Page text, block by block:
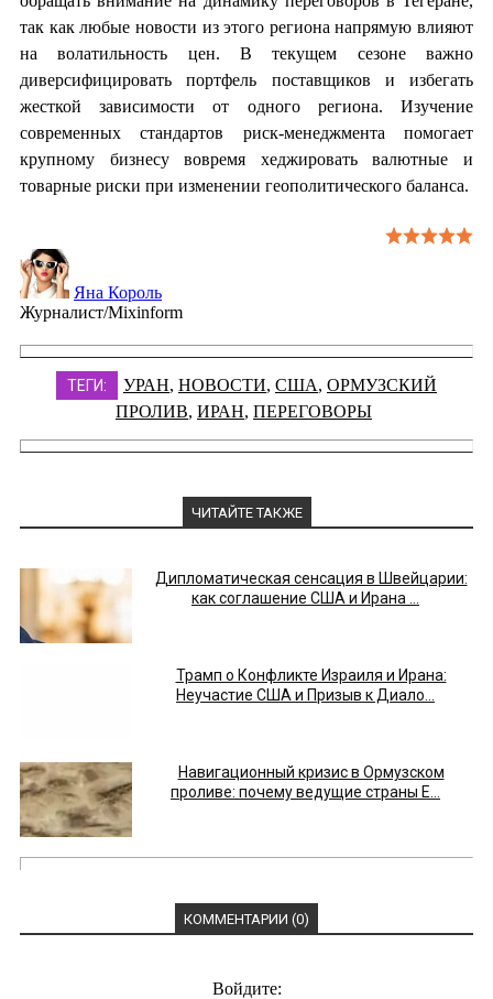
так как любые новости из этого региона напрямую влияют
на волатильность цен. В текущем сезоне важно
диверсифицировать портфель поставщиков и избегать
жесткой зависимости от одного региона. Изучение
современных стандартов риск-менеджмента помогает
крупному бизнесу вовремя хеджировать валютные и
товарные риски при изменении геополитического баланса.
Яна Король
Журналист/Mixinform
ТЕГИ: УРАН, НОВОСТИ, США, ОРМУЗСКИЙ
ПРОЛИВ, ИРАН, ПЕРЕГОВОРЫ
ЧИТАЙТЕ ТАКЖЕ
Дипломатическая сенсация в Швейцарии:
как соглашение США и Ирана ...
Трамп о Конфликте Израиля и Ирана:
Неучастие США и Призыв к Диало...
Навигационный кризис в Ормузском
проливе: почему ведущие страны Е...
КОММЕНТАРИИ (0)
Войдите: